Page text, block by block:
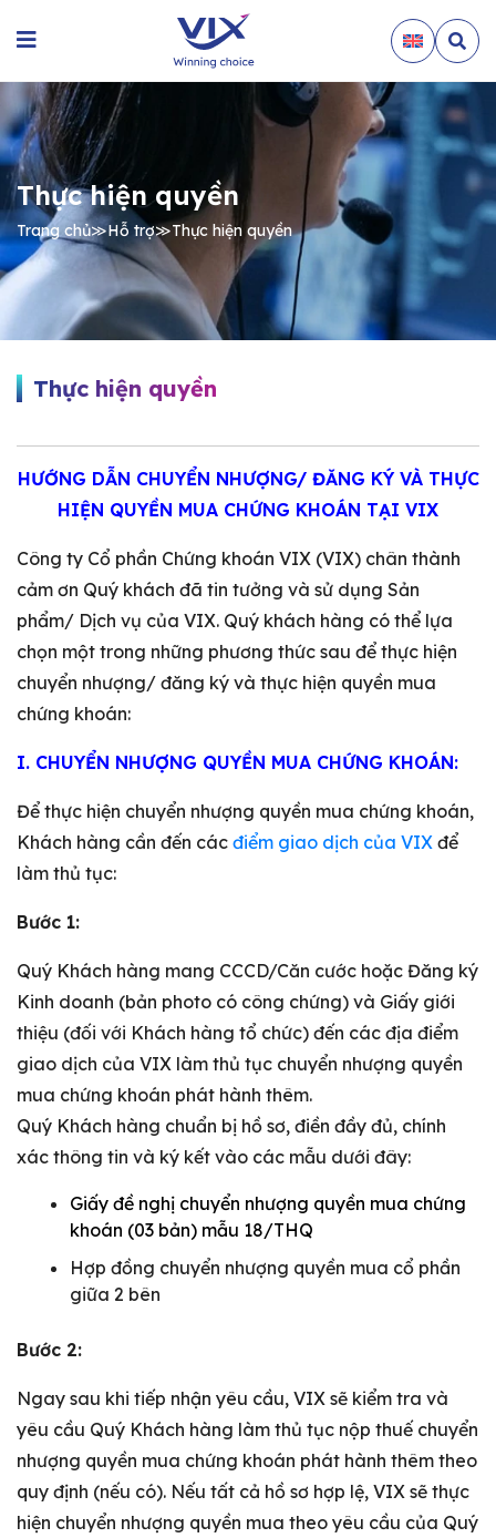
Thực hiện quyền
Trang chủ≫Hỗ trợ≫Thực hiện quyền
Thực hiện quyền
HƯỚNG DẪN CHUYỂN NHƯỢNG/ ĐĂNG KÝ VÀ THỰC
HIỆN QUYỀN MUA CHỨNG KHOÁN TẠI VIX
Công ty Cổ phần Chứng khoán VIX (VIX) chân thành
cảm ơn Quý khách đã tin tưởng và sử dụng Sản
phẩm/ Dịch vụ của VIX. Quý khách hàng có thể lựa
chọn một trong những phương thức sau để thực hiện
chuyển nhượng/ đăng ký và thực hiện quyền mua
chứng khoán:
I. CHUYỂN NHƯỢNG QUYỀN MUA CHỨNG KHOÁN:
Để thực hiện chuyển nhượng quyền mua chứng khoán,
Khách hàng cần đến các điểm giao dịch của VIX để
làm thủ tục:
Bước 1:
Quý Khách hàng mang CCCD/Căn cước hoặc Đăng ký
Kinh doanh (bản photo có công chứng) và Giấy giới
thiệu (đối với Khách hàng tổ chức) đến các địa điểm
giao dịch của VIX làm thủ tục chuyển nhượng quyền
mua chứng khoán phát hành thêm.
Quý Khách hàng chuẩn bị hồ sơ, điền đầy đủ, chính
xác thông tin và ký kết vào các mẫu dưới đây:
Giấy đề nghị chuyển nhượng quyền mua chứng
khoán (03 bản) mẫu 18/THQ
Hợp đồng chuyển nhượng quyền mua cổ phần
giữa 2 bên
Bước 2:
Ngay sau khi tiếp nhận yêu cầu, VIX sẽ kiểm tra và
yêu cầu Quý Khách hàng làm thủ tục nộp thuế chuyển
nhượng quyền mua chứng khoán phát hành thêm theo
quy định (nếu có). Nếu tất cả hồ sơ hợp lệ, VIX sẽ thực
hiện chuyển nhượng quyền mua theo yêu cầu của Quý